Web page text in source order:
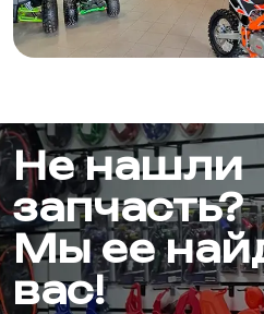
Не нашли
запчасть?
Мы ее
вас!